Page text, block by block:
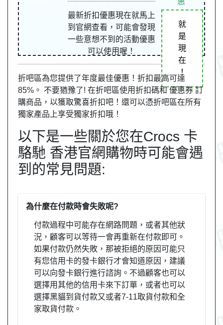
最新折扣優惠現在就馬上
到官網查看，可能會發現
一些意想不到的活動優惠
可以使用喔！
就
是
現
在
！
折吧區為您提供了年度最佳優惠！折扣最高可達
85%。 不要猶豫了! 在折吧區使用折扣碼和 優惠券 訂
購商品，以獲取驚喜折扣吧！還可以憑折吧區在所有
獨家產品上享受獨家折扣哦！
以下是一些關於您在Crocs 卡
駱馳 香港官網購物時可能會遇
到的常見問題:
為什麼在付款時會失敗呢?
付款過程中可能存在網路問題，或者其他狀
況，顧客可以等待一會再重新在付款即可。
如果付款仍然失敗，那被拒絕的原因可能只
有您信用卡的發卡銀行才會知道原因，建議
可以向發卡銀行進行諮詢。不過顧客也可以
選擇用其他的信用卡來下訂單，或者也可以
選擇黑貓到貨付款又或者7-11取貨付款和全
家取貨付款。